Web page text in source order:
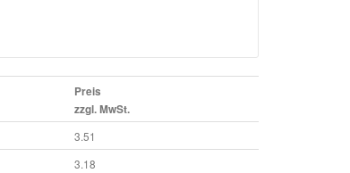
Preis
zzgl. MwSt.
3.51
3.18